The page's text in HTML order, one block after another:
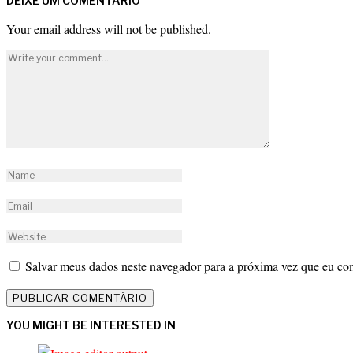
Your email address will not be published.
Salvar meus dados neste navegador para a próxima vez que eu
YOU MIGHT BE INTERESTED IN